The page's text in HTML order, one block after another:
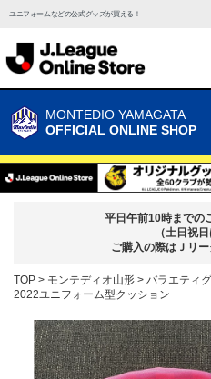
ユニフォームなどの公式グッズが買える！
MONTEDIO YAMAGATA
OFFICIAL ONLINE SHOP
平日午前10時までの
（土日祝
ご購入の際はＪリー
TOP モンテディオ山形
バラエティ
2022ユニフォーム型クッション